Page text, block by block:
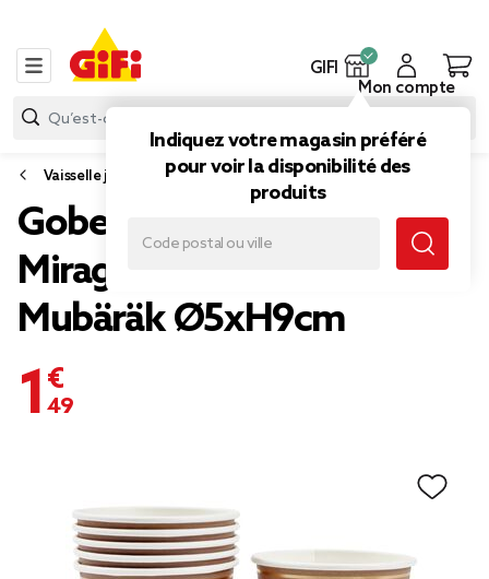
GIFI
Indiquez votre magasin préféré
pour voir la disponibilité des
produits
Mon compte
Vaisselle jetable et réutilisable
Gobelet carton x6 New
Mirage inscription Aïd
Mubäräk Ø5xH9cm
1,49 €